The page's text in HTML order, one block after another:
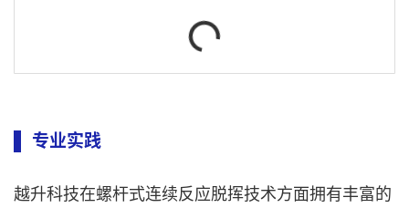
专业实践
越升科技在螺杆式连续反应脱挥技术方面拥有丰富的